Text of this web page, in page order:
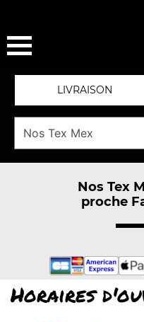
LIVRAISON
Nos Tex
proche
Horaires